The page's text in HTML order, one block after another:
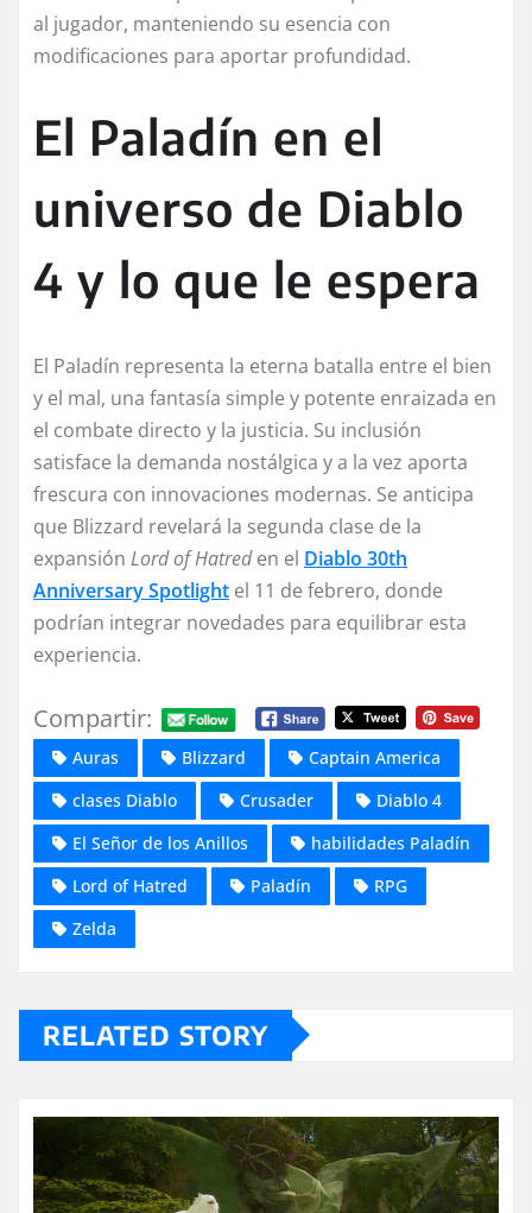
al jugador, manteniendo su esencia con
modificaciones para aportar profundidad.
El Paladín en el
universo de Diablo
4 y lo que le espera
El Paladín representa la eterna batalla entre el bien
y el mal, una fantasía simple y potente enraizada en
el combate directo y la justicia. Su inclusión
satisface la demanda nostálgica y a la vez aporta
frescura con innovaciones modernas. Se anticipa
que Blizzard revelará la segunda clase de la
expansión Lord of Hatreden el Diablo 30th
Anniversary Spotlight el 11 de febrero, donde
podrían integrar novedades para equilibrar esta
experiencia.
Compartir:
Auras Blizzard
Captain America
clases Diablo
Crusader
Diablo 4
El Señor de los Anillos
habilidades Paladín
Lord of Hatred
Paladín
RPG
Zelda
RELATED STORY